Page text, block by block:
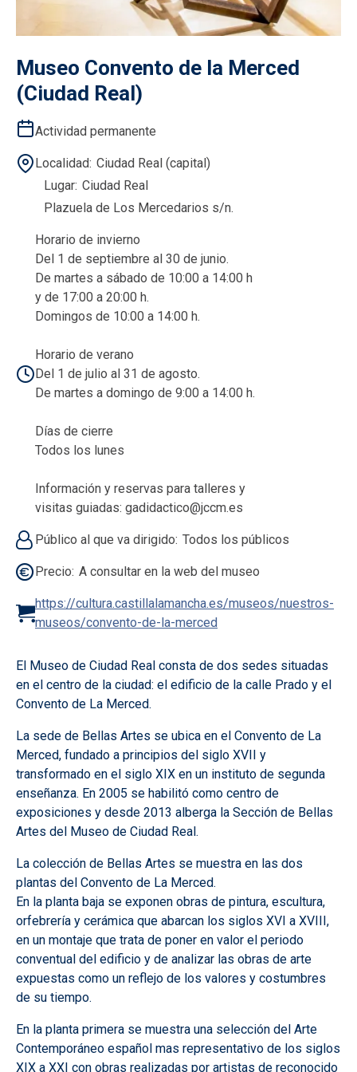
Museo Convento de la Merced
(Ciudad Real)
Actividad permanente
Localidad Ciudad Real (capital)
Lugar Ciudad Real
Plazuela de Los Mercedarios s/n.
Horario de invierno
Del 1 de septiembre al 30 de junio.
De martes a sábado de 10:00 a 14:00 h
y de 17:00 a 20:00 h.
Domingos de 10:00 a 14:00 h.
Horario de verano
Del 1 de julio al 31 de agosto.
De martes a domingo de 9:00 a 14:00 h.
Días de cierre
Todos los lunes
Información y reservas para talleres y
visitas guiadas: gadidactico@jccm.es
Público al que va dirigido Todos los públicos
Precio A consultar en la web del museo
https://cultura.castillalamancha.es/museos/nuestros-
museos/convento-de-la-merced
El Museo de Ciudad Real consta de dos sedes situadas
en el centro de la ciudad: el edificio de la calle Prado y el
Convento de La Merced.
La sede de Bellas Artes se ubica en el Convento de La
Merced, fundado a principios del siglo XVII y
transformado en el siglo XIX en un instituto de segunda
enseñanza. En 2005 se habilitó como centro de
exposiciones y desde 2013 alberga la Sección de Bellas
Artes del Museo de Ciudad Real.
La colección de Bellas Artes se muestra en las dos
plantas del Convento de La Merced.
En la planta baja se exponen obras de pintura, escultura,
orfebrería y cerámica que abarcan los siglos XVI a XVIII,
en un montaje que trata de poner en valor el periodo
conventual del edificio y de analizar las obras de arte
expuestas como un reflejo de los valores y costumbres
de su tiempo.
En la planta primera se muestra una selección del Arte
Contemporáneo español mas representativo de los siglos
XIX a XXI con obras realizadas por artistas de reconocido